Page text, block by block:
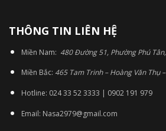
THÔNG TIN LIÊN HỆ
Miền Nam: 480 Đường 51, Phường Phú
Miền Bắc: 465 Tam Trinh – Hoàng Văn Thụ
Hotline: 024 33 52 3333 | 0902 191 979
Email: Nasa2979@gmail.com